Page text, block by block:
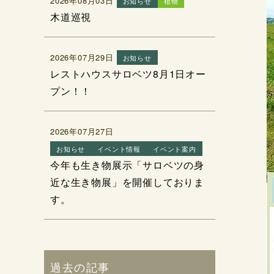
木道巡視
2026年07月29日 お知らせ
レストハウスサロベツ8月1日オー
プン！！
2026年07月27日
お知らせ イベント情報 イベント案内
今年も生き物展示「サロベツの身
近な生き物展」を開催しておりま
す。
過去の記事